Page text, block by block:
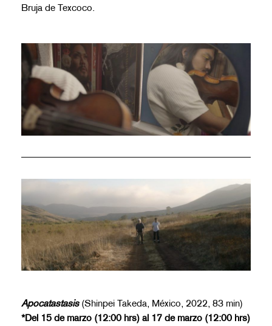
Bruja de Texcoco.
Apocatastasis (Shinpei Takeda, México, 2022, 83 min)
*Del 15 de marzo (12:00 hrs) al 17 de marzo (12:00 hrs)